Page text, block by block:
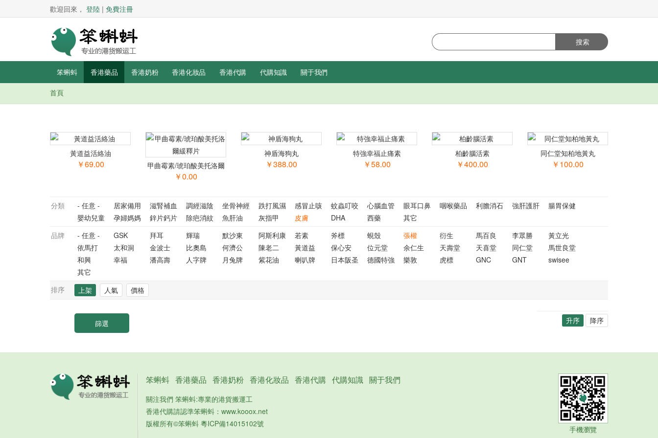
歡迎回來， 登陸 | 免費注冊
笨蝌蚪 香港藥品 香港奶粉 香港化妝品 香港代購 代購知識 關于我們
你在這里
首頁
黃道益活絡油
￥69.00
甲曲霉素/琥珀酸美托洛爾
緩釋片
￥0.00
神盾海狗丸
￥388.00
特強幸福止痛素
￥58.00
柏齡腦活素
￥400.00
同仁堂知柏地黃丸
￥100.00
分類 - 任意 - 居家備用 滋腎補血 調經滋陰 坐骨神經 跌打風濕 感冒止咳 蚊蟲叮咬 心腦血管 眼耳口鼻 咽喉藥品 利膽消石 強肝護肝
腸胃保健
嬰幼兒童
孕婦媽媽 鋅片鈣片 除疤消紋 魚肝油 灰指甲 皮膚 DHA 西藥
其它
品牌
- 任意 - GSK 拜耳 輝瑞 默沙東 阿斯利康 若素 斧標 蜆殼 張權 衍生 馬百良 李眾勝
黃立光
依馬打
太和洞 金波士 比奧島 何濟公 陳老二 黃道益 保心安 位元堂 余仁生 天壽堂 天喜堂 同仁堂
馬世良堂
和興
幸福 潘高壽 人字牌 月兔牌 紫花油 喇叭牌 日本阪圣 德國特強 樂敦 虎標 GNC GNT
swisee
其它
排序
上架 人氣 價格
升序 降序
笨蝌蚪 香港藥品 香港奶粉 香港化妝品 香港代購 代購知識 關于我們
關注我們 笨蝌蚪:專業的港貨搬運工
香港代購請認準笨蝌蚪： www.kooox.net
版權所有©笨蝌蚪 粵ICP備14015102號
手機瀏覽